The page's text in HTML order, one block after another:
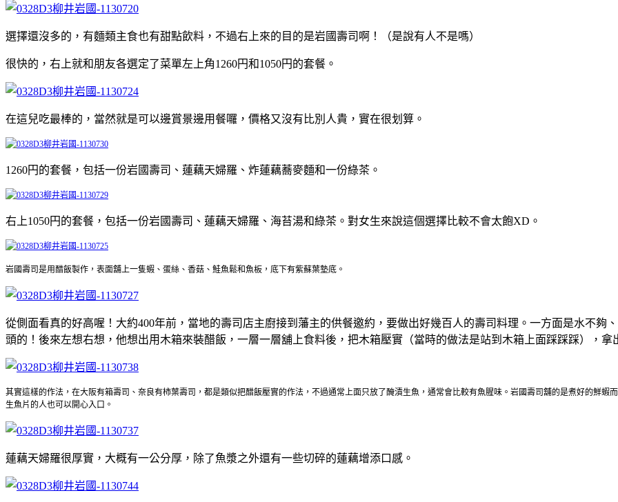
選擇還沒多的，有麵類主食也有甜點飲料，不過右上來的目的是岩國壽司啊！（是說有人不是嗎）
很快的，右上就和朋友各選定了菜單左上角1260円和1050円的套餐。
在這兒吃最棒的，當然就是可以邊賞景邊用餐囉，價格又沒有比別人貴，實在很划算。
1260円的套餐，包括一份岩國壽司、蓮藕天婦羅、炸蓮藕蕎麥麵和一份綠茶。
右上1050円的套餐，包括一份岩國壽司、蓮藕天婦羅、海苔湯和綠茶。對女生來說這個選擇比較不會太飽XD。
岩國壽司是用醋飯製作，表面舖上一隻蝦、蛋絲、香菇、鮭魚鬆和魚板，底下有紫蘇葉墊底。
從側面看真的好高喔！大約400年前，當地的壽司店主廚接到藩主的供餐邀約，要做出好幾百人的壽司料理。一方面是水不夠
頭的！後來左想右想，他想出用木箱來裝醋飯，一層一層舖上食料後，把木箱壓實（當時的做法是站到木箱上面踩踩踩），拿
其實這樣的作法，在大阪有箱壽司、奈良有柿葉壽司，都是類似把醋飯壓實的作法，不過通常上面只放了醃漬生魚，通常會比較有魚腥味。岩國壽司舖的是煮好的鮮
生魚片的人也可以開心入口。
蓮藕天婦羅很厚實，大概有一公分厚，除了魚漿之外還有一些切碎的蓮藕增添口感。